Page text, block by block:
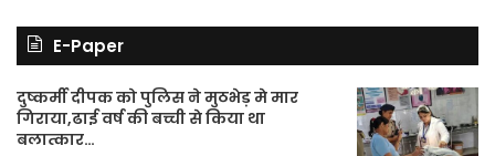
E-Paper
दुष्कर्मी दीपक को पुलिस ने मुठभेड़ मे मार
गिराया,ढाई वर्ष की बच्ची से किया था
बलात्कार…